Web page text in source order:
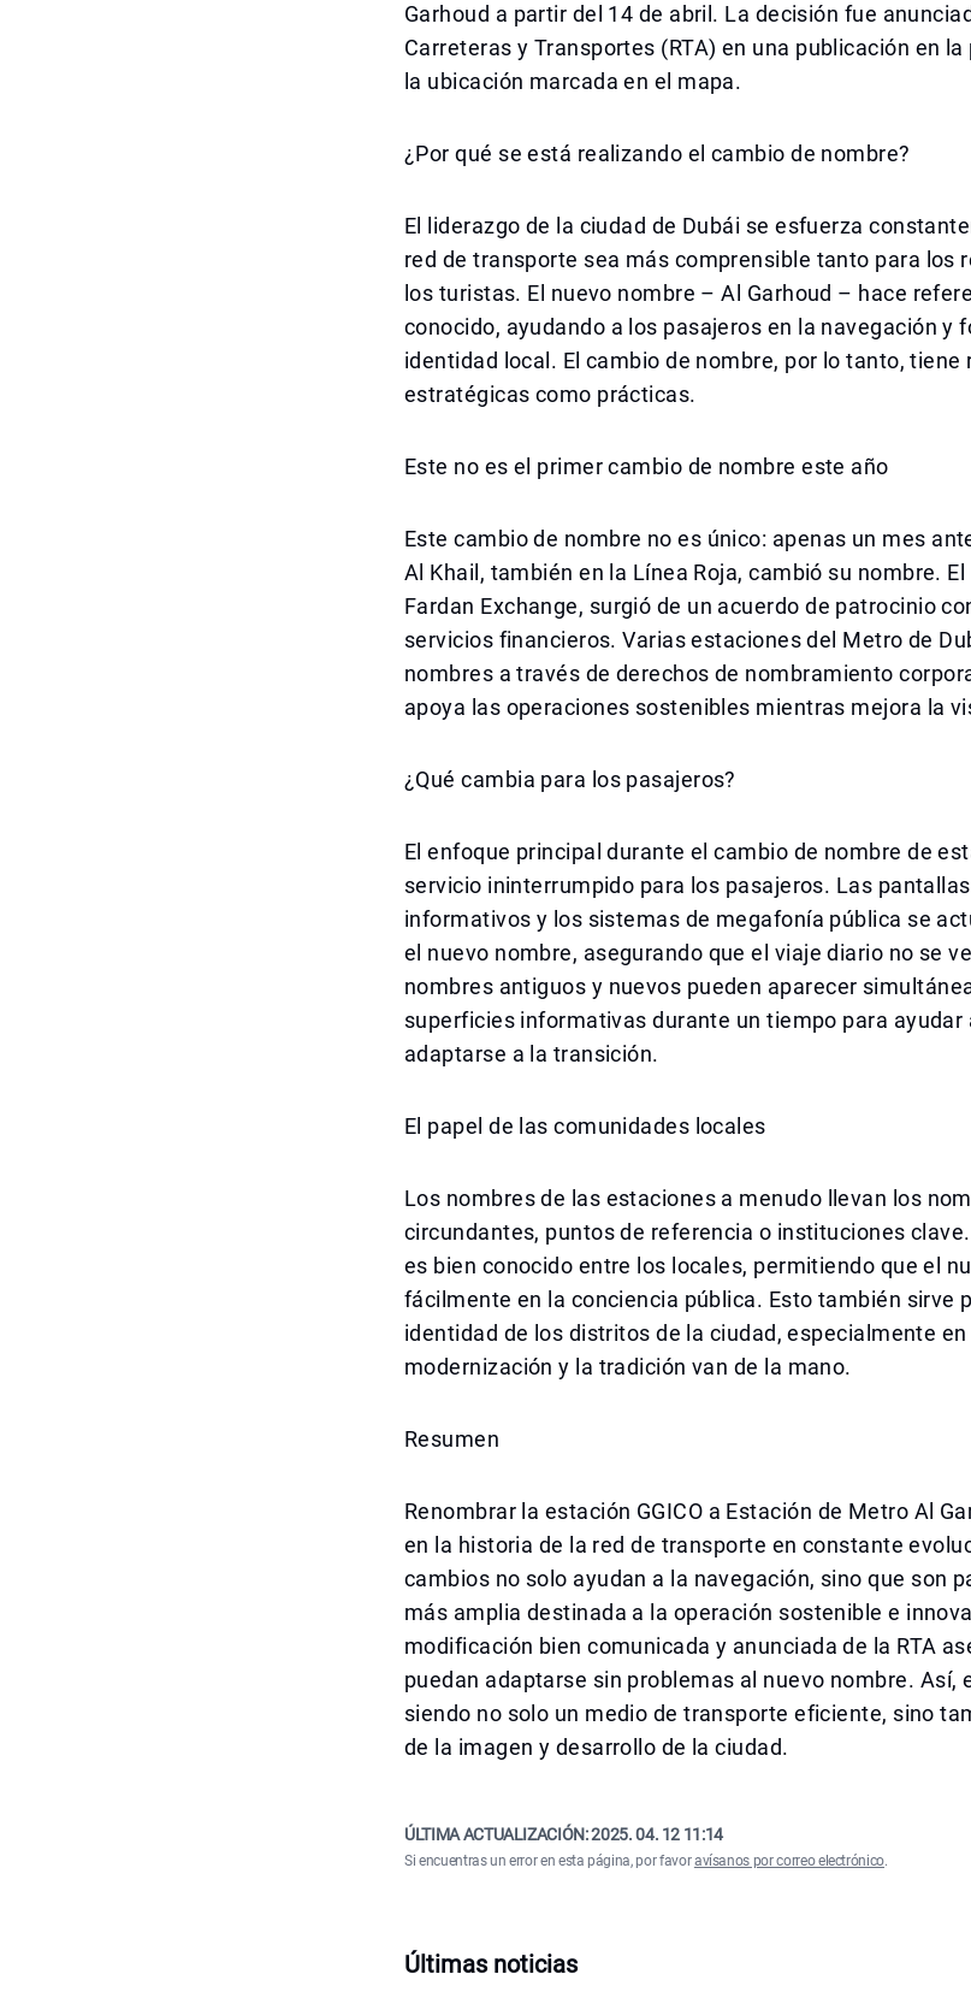
Garhoud a partir del 14 de abril. La decisión fue
Carreteras y Transportes (RTA) en una publicación en
la ubicación marcada en el mapa.
¿Por qué se está realizando el cambio de nombre?
El liderazgo de la ciudad de Dubái se esfuerza
red de transporte sea más comprensible tanto para los
los turistas. El nuevo nombre – Al Garhoud – hace
conocido, ayudando a los pasajeros en la navegación y
identidad local. El cambio de nombre, por lo tanto, tiene
estratégicas como prácticas.
Este no es el primer cambio de nombre este año
Este cambio de nombre no es único: apenas un mes
Al Khail, también en la Línea Roja, cambió su nombre. El
Fardan Exchange, surgió de un acuerdo de patrocinio
servicios financieros. Varias estaciones del Metro de
nombres a través de derechos de nombramiento
apoya las operaciones sostenibles mientras mejora la
¿Qué cambia para los pasajeros?
El enfoque principal durante el cambio de nombre de
servicio ininterrumpido para los pasajeros. Las
informativos y los sistemas de megafonía pública se
el nuevo nombre, asegurando que el viaje diario no se
nombres antiguos y nuevos pueden aparecer
superficies informativas durante un tiempo para ayudar
adaptarse a la transición.
El papel de las comunidades locales
Los nombres de las estaciones a menudo llevan los
circundantes, puntos de referencia o instituciones
es bien conocido entre los locales, permitiendo que el
fácilmente en la conciencia pública. Esto también sirve
identidad de los distritos de la ciudad, especialmente
modernización y la tradición van de la mano.
Resumen
Renombrar la estación GGICO a Estación de Metro Al
en la historia de la red de transporte en constante
cambios no solo ayudan a la navegación, sino que son
más amplia destinada a la operación sostenible e
modificación bien comunicada y anunciada de la RTA
puedan adaptarse sin problemas al nuevo nombre. Así,
siendo no solo un medio de transporte eficiente, sino
de la imagen y desarrollo de la ciudad.
ÚLTIMA ACTUALIZACIÓN:2025. 04. 12 11:14
Si encuentras un error en esta página, por favoravísanos por correo electrónico.
Últimas noticias